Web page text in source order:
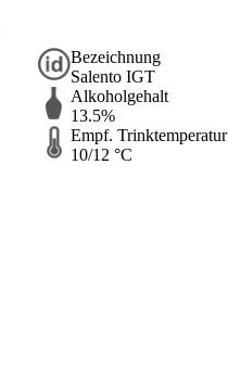
Bezeichnung
Salento IGT
Alkoholgehalt
13.5%
Empf. Trinktemperatur
10/12 °C